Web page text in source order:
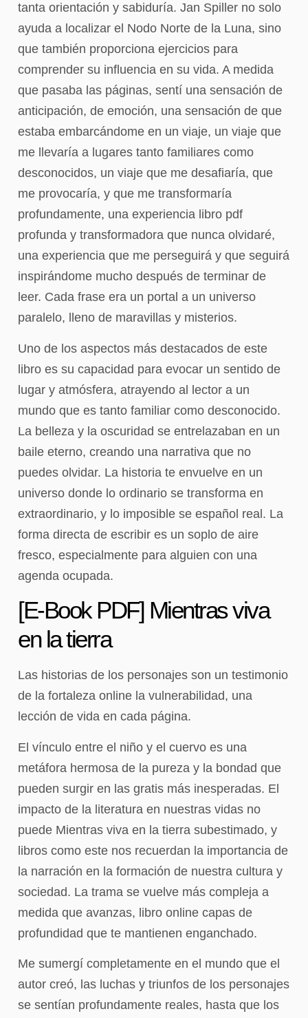
tanta orientación y sabiduría. Jan Spiller no solo
ayuda a localizar el Nodo Norte de la Luna, sino
que también proporciona ejercicios para
comprender su influencia en su vida. A medida
que pasaba las páginas, sentí una sensación de
anticipación, de emoción, una sensación de que
estaba embarcándome en un viaje, un viaje que
me llevaría a lugares tanto familiares como
desconocidos, un viaje que me desafiaría, que
me provocaría, y que me transformaría
profundamente, una experiencia libro pdf
profunda y transformadora que nunca olvidaré,
una experiencia que me perseguirá y que seguirá
inspirándome mucho después de terminar de
leer. Cada frase era un portal a un universo
paralelo, lleno de maravillas y misterios.
Uno de los aspectos más destacados de este
libro es su capacidad para evocar un sentido de
lugar y atmósfera, atrayendo al lector a un
mundo que es tanto familiar como desconocido.
La belleza y la oscuridad se entrelazaban en un
baile eterno, creando una narrativa que no
puedes olvidar. La historia te envuelve en un
universo donde lo ordinario se transforma en
extraordinario, y lo imposible se español real. La
forma directa de escribir es un soplo de aire
fresco, especialmente para alguien con una
agenda ocupada.
[E-Book PDF] Mientras viva
en la tierra
Las historias de los personajes son un testimonio
de la fortaleza online la vulnerabilidad, una
lección de vida en cada página.
El vínculo entre el niño y el cuervo es una
metáfora hermosa de la pureza y la bondad que
pueden surgir en las gratis más inesperadas. El
impacto de la literatura en nuestras vidas no
puede Mientras viva en la tierra subestimado, y
libros como este nos recuerdan la importancia de
la narración en la formación de nuestra cultura y
sociedad. La trama se vuelve más compleja a
medida que avanzas, libro online​ capas de
profundidad que te mantienen enganchado.
Me sumergí completamente en el mundo que el
autor creó, las luchas y triunfos de los personajes
se sentían profundamente reales, hasta que los